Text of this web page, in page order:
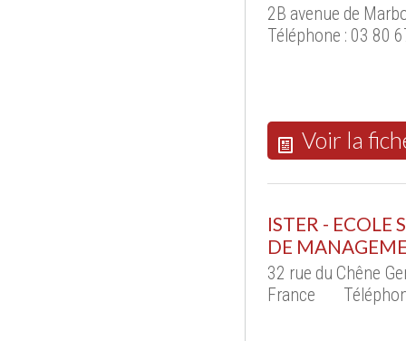
2B avenue de
Téléphone : 03 80
Voir la
ISTER - ECOLE
DE
32 rue du Chêne
France